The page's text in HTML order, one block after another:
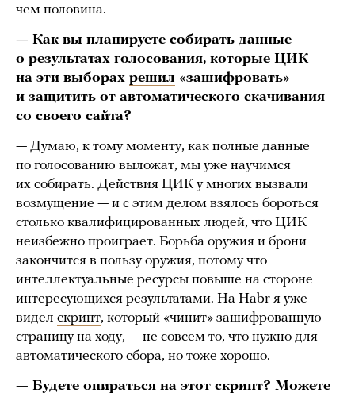
чем половина.
— Как вы планируете собирать данные
о результатах голосования, которые ЦИК
на эти выборах решил «зашифровать»
и защитить от автоматического скачивания
со своего сайта?
— Думаю, к тому моменту, как полные данные
по голосованию выложат, мы уже научимся
их собирать. Действия ЦИК у многих вызвали
возмущение — и с этим делом взялось бороться
столько квалифицированных людей, что ЦИК
неизбежно проиграет. Борьба оружия и брони
закончится в пользу оружия, потому что
интеллектуальные ресурсы повыше на стороне
интересующихся результатами. На Habr я уже
видел скрипт, который «чинит» зашифрованную
страницу на ходу, — не совсем то, что нужно для
автоматического сбора, но тоже хорошо.
— Будете опираться на этот скрипт? Можете